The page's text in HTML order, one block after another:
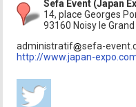
Sefa Event (Japan
14, place Georges
93160 Noisy le Grand
administratif
sefa-
http://www.japan-